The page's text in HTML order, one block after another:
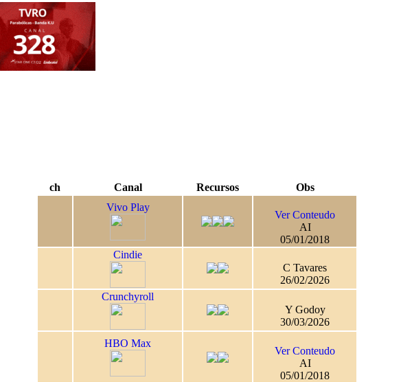
ch Canal Recursos
Obs
Vivo Play
Ver Conteudo
AI
05/01/2018
Cindie
C Tavares
26/02/2026
Crunchyroll
Y Godoy
30/03/2026
HBO Max
Ver Conteudo
AI
05/01/2018